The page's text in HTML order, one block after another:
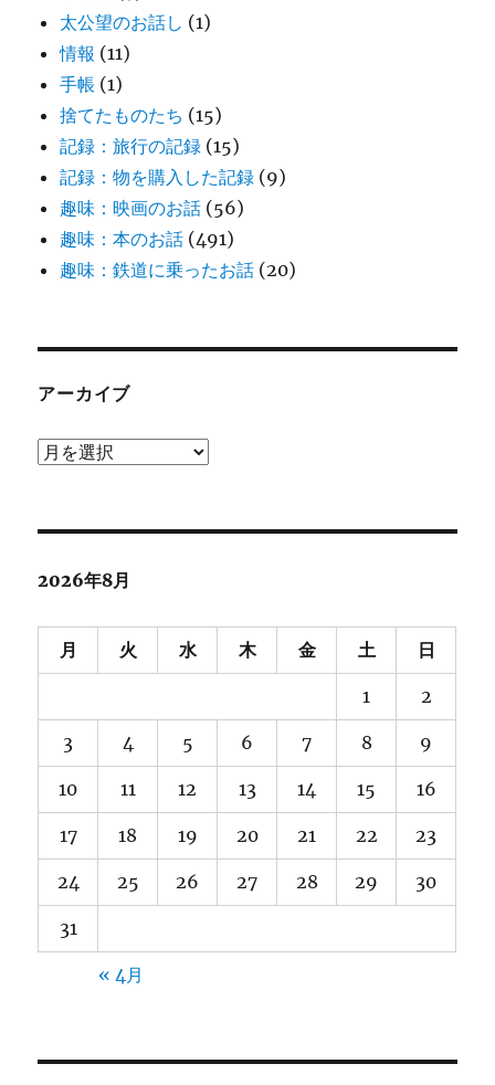
太公望のお話し (1)
情報 (11)
手帳 (1)
捨てたものたち (15)
記録：旅行の記録 (15)
記録：物を購入した記録 (9)
趣味：映画のお話 (56)
趣味：本のお話 (491)
趣味：鉄道に乗ったお話 (20)
アーカイブ
ア
ブ
2026年8月
月 火 水 木 金 土 日
1 2
3 4 5 6 7 8 9
10 11 12 13 14 15 16
17 18 19 20 21 22 23
24 25 26 27 28 29 30
31
« 4月